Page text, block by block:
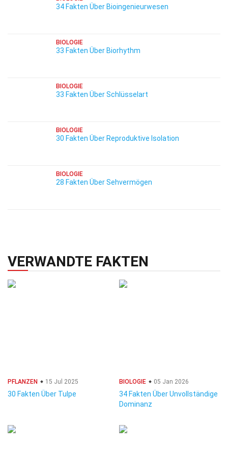
34 Fakten Über Bioingenieurwesen
BIOLOGIE
33 Fakten Über Biorhythm
BIOLOGIE
33 Fakten Über Schlüsselart
BIOLOGIE
30 Fakten Über Reproduktive Isolation
BIOLOGIE
28 Fakten Über Sehvermögen
VERWANDTE FAKTEN
PFLANZEN 15 Jul 2025
30 Fakten Über Tulpe
BIOLOGIE 05 Jan 2026
34 Fakten Über Unvollständige
Dominanz